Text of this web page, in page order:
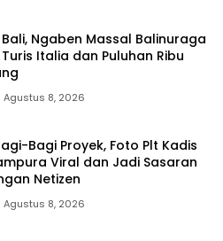
Ngaben Massal Balinuraga
Italia dan Puluhan Ribu
Agustus 8, 2026
Bagi Proyek, Foto Plt Kadis
Viral dan Jadi Sasaran
Netizen
Agustus 8, 2026